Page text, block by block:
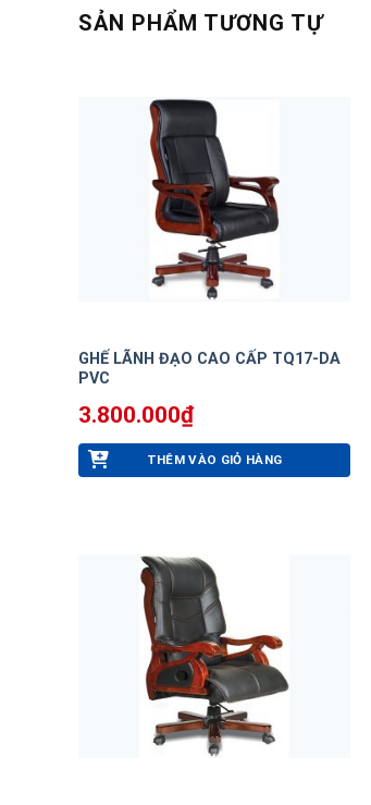
SẢN PHẨM TƯƠNG TỰ
GHẾ LÃNH ĐẠO CAO CẤP TQ17-DA
PVC
3.800.000₫
THÊM VÀO GIỎ HÀNG